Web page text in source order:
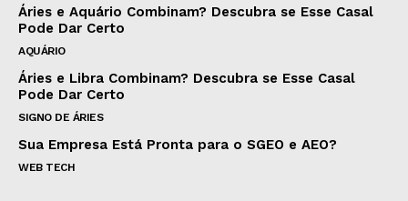
Áries e Aquário Combinam? Descubra se Esse Casal
Pode Dar Certo
AQUÁRIO
Áries e Libra Combinam? Descubra se Esse Casal
Pode Dar Certo
SIGNO DE ÁRIES
Sua Empresa Está Pronta para o SGEO e AEO?
WEB TECH